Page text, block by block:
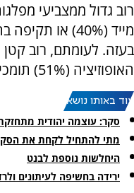
רוב גדול ממצביעי
בעזה. לעומתם, רוב
האופוזיציה (51%) תומכים בשאיפה להסדרה מדינית".
עוד באותו נושא:
סקר: עוצמה יהודית מתחזקת ל-9
מתי להתחיל לקחת את
היחלשות נוספת לבנט
ירידה בחשיפה לעיתונים